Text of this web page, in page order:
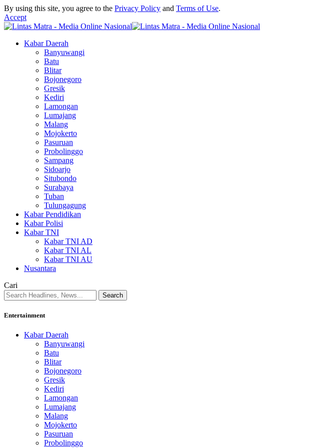
By using this site, you agree to the Privacy Policy and Terms of Use.
Accept
Kabar Daerah
Banyuwangi
Batu
Blitar
Bojonegoro
Gresik
Kediri
Lamongan
Lumajang
Malang
Mojokerto
Pasuruan
Probolinggo
Sampang
Sidoarjo
Situbondo
Surabaya
Tuban
Tulungagung
Kabar Pendidikan
Kabar Polisi
Kabar TNI
Kabar TNI AD
Kabar TNI AL
Kabar TNI AU
Nusantara
Cari
Entertainment
Kabar Daerah
Banyuwangi
Batu
Blitar
Bojonegoro
Gresik
Kediri
Lamongan
Lumajang
Malang
Mojokerto
Pasuruan
Probolinggo